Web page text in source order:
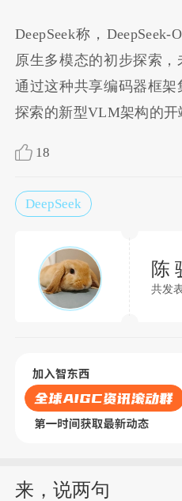
DeepSeek称，
原生多模态的初步探索
通过这种共享编码器框
探索的新型VLM架构的开
18
DeepSeek
陈
共发
来，说两句